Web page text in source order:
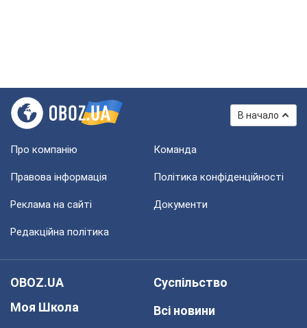
В начало
Про компанію Команда
Правова інформація Політика конфіденційності
Реклама на сайті Документи
Редакційна політика
OBOZ.UA
Моя Школа
Суспільство
Всі новини